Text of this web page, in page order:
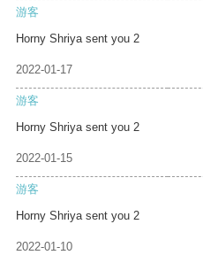
游客
Horny Shriya sent you 2
2022-01-17
游客
Horny Shriya sent you 2
2022-01-15
游客
Horny Shriya sent you 2
2022-01-10